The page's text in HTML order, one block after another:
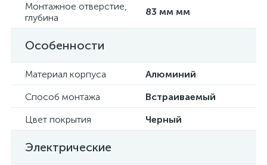
Монтажное отверстие,
глубина
83 мм мм
Особенности
Материал корпуса
Алюминий
Способ монтажа
Встраиваемый
Цвет покрытия
Черный
Электрические